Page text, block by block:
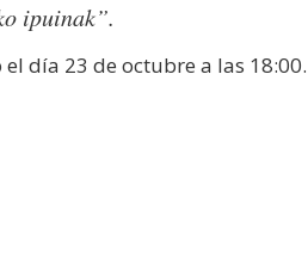
ipuinak”.
día 23 de octubre a las 18:00.